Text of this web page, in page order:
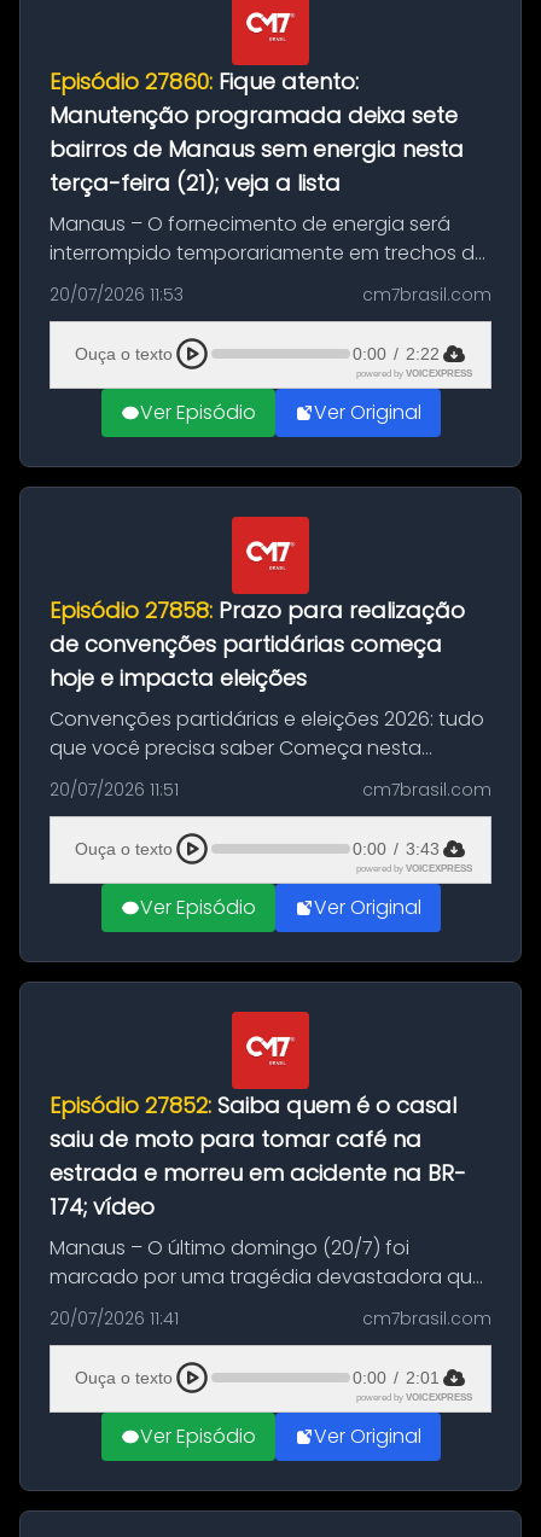
Episódio 27860: Fique atento:
Manutenção programada deixa sete
bairros de Manaus sem energia nesta
terça-feira (21); veja a lista
Manaus – O fornecimento de energia será
interrompido temporariamente em trechos de
sete bairros de Manaus nesta terça-feira (21).
A suspensão programada ocorrerá para a
execução de serviços de manuten...
20/07/2026 11:53 cm7brasil.com
Ouça o texto 0:00 / 2:22
powered by VOICEXPRESS
Ver Episódio Ver Original
Episódio 27858: Prazo para realização
de convenções partidárias começa
hoje e impacta eleições
Convenções partidárias e eleições 2026: tudo
que você precisa saber Começa nesta
segunda-feira e vai até 5 de agosto o prazo
para que partidos políticos e federações
partidárias realizem suas convençõ...
20/07/2026 11:51 cm7brasil.com
Ouça o texto 0:00 / 3:43
powered by VOICEXPRESS
Ver Episódio Ver Original
Episódio 27852: Saiba quem é o casal
saiu de moto para tomar café na
estrada e morreu em acidente na BR-
174; vídeo
Manaus – O último domingo (20/7) foi
marcado por uma tragédia devastadora que
resultou na morte precoce de dois jovens na
BR-174, na zona rural de Manaus. Um passeio
com destino a um típico café regio...
20/07/2026 11:41 cm7brasil.com
Ouça o texto 0:00 / 2:01
powered by VOICEXPRESS
Ver Episódio Ver Original